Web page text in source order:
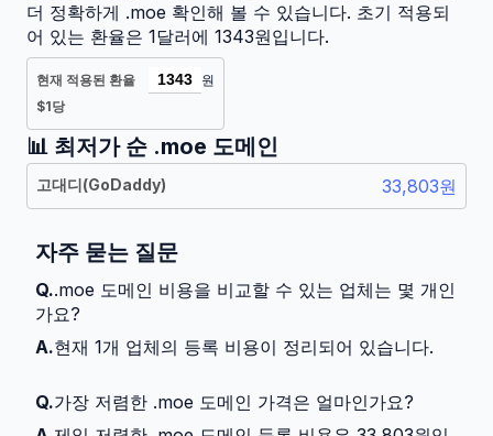
더 정확하게 .moe 확인해 볼 수 있습니다. 초기 적용되
어 있는 환율은 1달러에 1343원입니다.
현재 적용된 환율
$1당
원
📊 최저가 순 .moe 도메인
고대디(GoDaddy) 33,803원
자주 묻는 질문
Q..moe 도메인 비용을 비교할 수 있는 업체는 몇 개인
가요?
A.현재 1개 업체의 등록 비용이 정리되어 있습니다.
Q.가장 저렴한 .moe 도메인 가격은 얼마인가요?